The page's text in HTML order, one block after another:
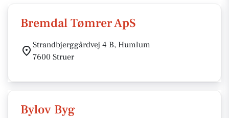
Bremdal Tømrer ApS
Strandbjerggårdvej 4 B, Humlum
7600 Struer
Bylov Byg